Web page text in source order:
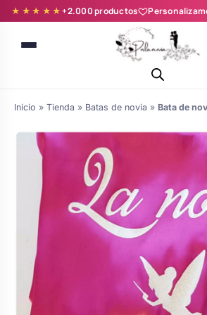
★★★★★+2.000 productos
novia y zapatillas
personalizadas
de boda
Árboles de Huellas para Primera
Batas de comunión
Inicio » Tienda » Batas de novia » Bata de